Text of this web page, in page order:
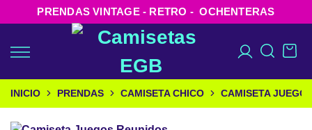
PRENDAS VINTAGE - RETRO - OCHENTERAS
INICIO PRENDAS CAMISETA CHICO CAMISETA